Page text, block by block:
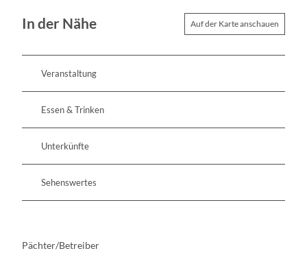
In der Nähe Auf der Karte anschauen
Veranstaltung
Essen & Trinken
Unterkünfte
Sehenswertes
Pächter/Betreiber